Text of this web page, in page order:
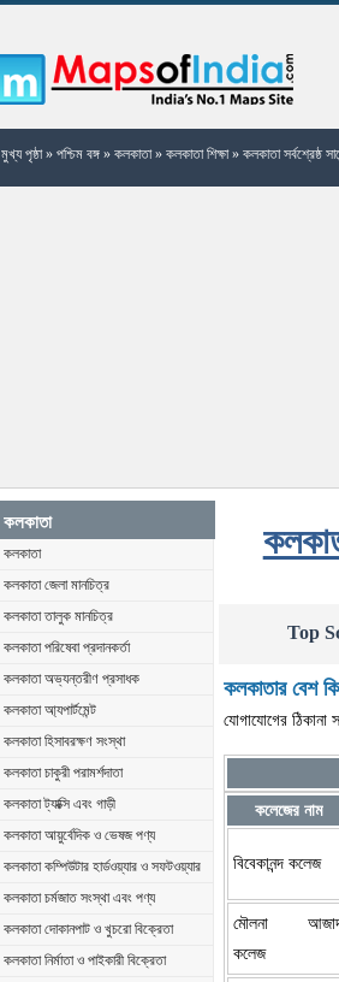
মুখ্য পৃষ্ঠা» পশ্চিম বঙ্গ» কলকাতা» কলকাতা শিক্ষা» কলকাতা সর্বশ্রেষ্ঠ
কলকাতা
কলকাতা
কলকাতা জেলা মানচিত্র
কলকাতা তালুক মানচিত্র
কলকাতা পরিষেবা প্রদানকর্তা
কলকাতা অভ্যন্তরীণ প্রসাধক
কলকাতা আ্যপার্টমেন্ট
কলকাতা হিসাবরক্ষণ সংস্থা
কলকাতা চাকুরী পরামর্শদাতা
কলকাতা ট্যাক্সি এবং গাড়ী
কলকাতা আয়ুর্বেদিক ও ভেষজ পণ্য
কলকাতা কম্পিউটার হার্ডওয়্যার ও সফটওয়্যার
কলকাতা চর্মজাত সংস্থা এবং পণ্য
কলকাতা দোকানপাট ও খুচরো বিক্রেতা
কলকাতা নির্মাতা ও পাইকারী বিক্রেতা
Top
কলকাতার বেশ
যোগাযোগের ঠিকানা
কলেজের নাম
বিবেকানন্দ কলেজ
মৌলনা
কলেজ